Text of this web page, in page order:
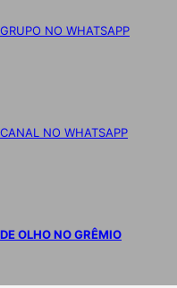
GRUPO NO WHATSAPP
CANAL NO WHATSAPP
DE OLHO NO GRÊMIO